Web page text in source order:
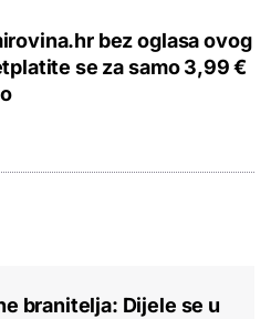
bez oglasa ovog
se za samo 3,99 €
branitelja: Dijele se u